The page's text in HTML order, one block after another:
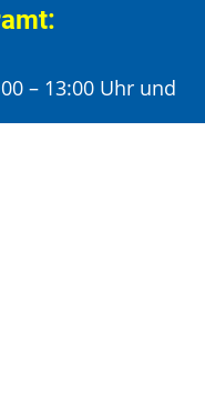
– 13:00 Uhr und